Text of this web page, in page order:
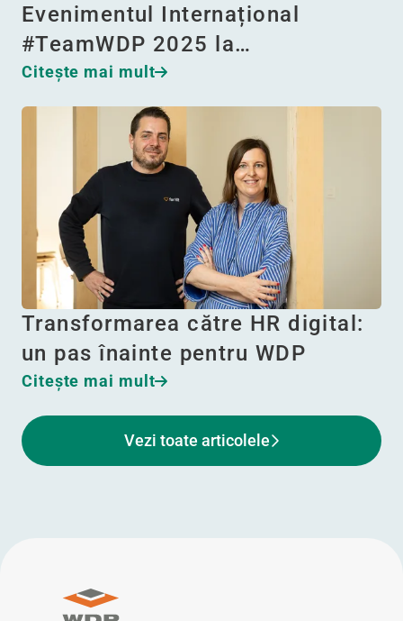
Evenimentul Internațional
#TeamWDP 2025 la…
Citeşte mai mult
Transformarea către HR digital:
un pas înainte pentru WDP
Citeşte mai mult
Vezi toate articolele